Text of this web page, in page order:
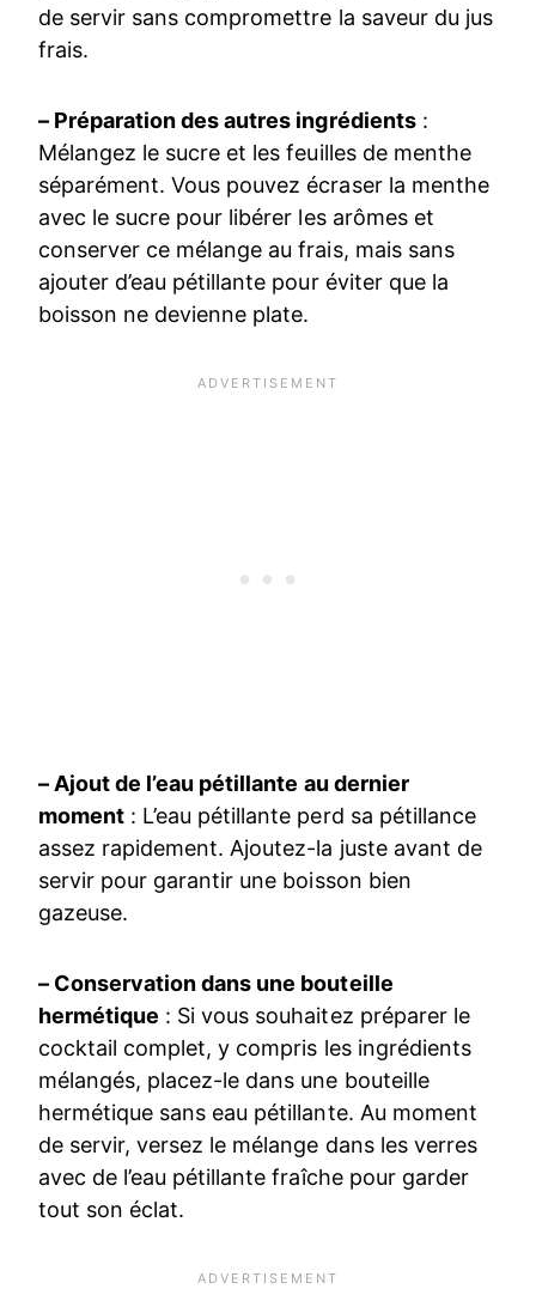
de servir sans compromettre la saveur du jus
frais.
– Préparation des autres ingrédients:
Mélangez le sucre et les feuilles de menthe
séparément. Vous pouvez écraser la menthe
avec le sucre pour libérer les arômes et
conserver ce mélange au frais, mais sans
ajouter d’eau pétillante pour éviter que la
boisson ne devienne plate.
– Ajout de l’eau pétillante au dernier
moment : L’eau pétillante perd sa pétillance
assez rapidement. Ajoutez-la juste avant de
servir pour garantir une boisson bien
gazeuse.
– Conservation dans une bouteille
hermétique : Si vous souhaitez préparer le
cocktail complet, y compris les ingrédients
mélangés, placez-le dans une bouteille
hermétique sans eau pétillante. Au moment
de servir, versez le mélange dans les verres
avec de l’eau pétillante fraîche pour garder
tout son éclat.